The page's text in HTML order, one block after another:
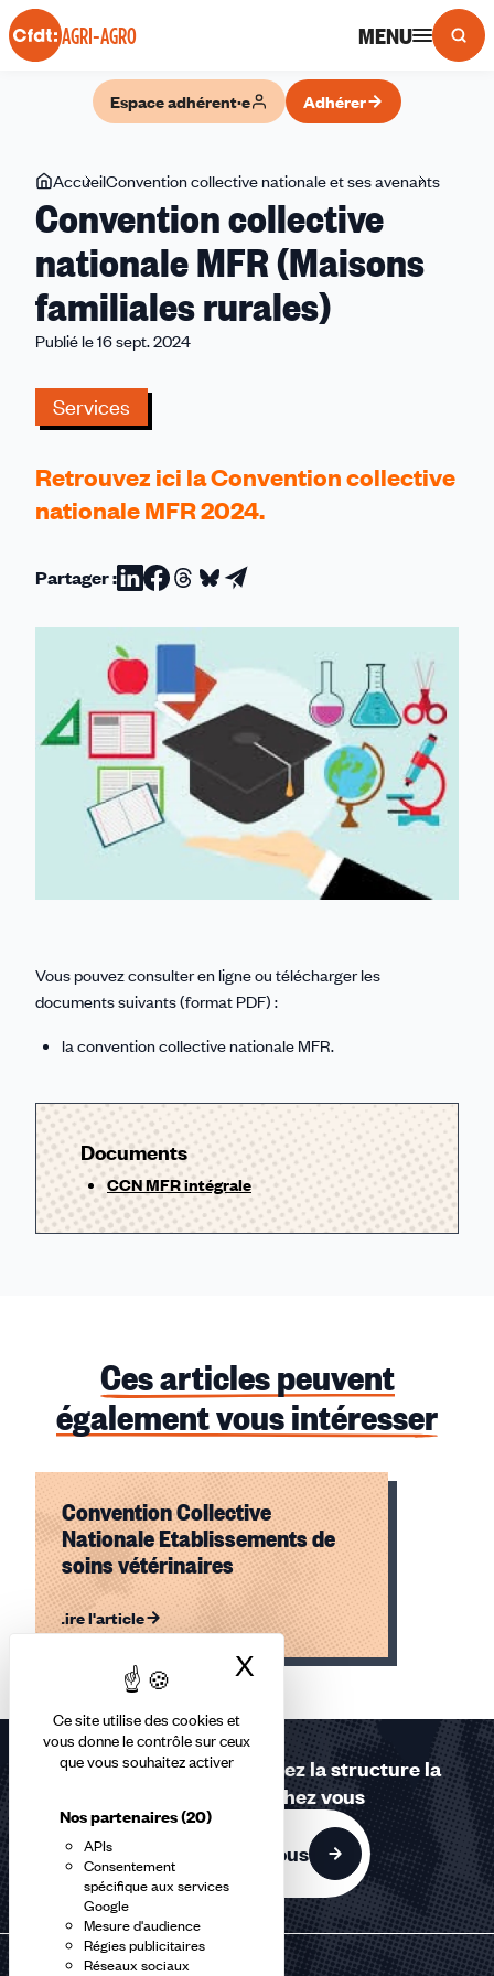
Panneau de gestion des cookies
Ce site utilise des cookies et
vous donne le contrôle sur ceux
que vous souhaitez activer
Nos partenaires(20)
APIs
Consentement
spécifique aux services
Google
Mesure d'audience
Régies publicitaires
Réseaux sociaux
X Masquer le
AGRI-AGRO MENU
Espace adhérent·e Adhérer
Vous
êtes
ici
AccueilConvention collective nationale et ses avenants
Convention collective
nationale MFR (Maisons
familiales rurales)
Publié le 16 sept. 2024
Services
Retrouvez ici la Convention collective
nationale MFR 2024.
Partager :Partager
sur
Linkedin
Partager
sur
Facebook
Partager
sur
Threads
Partager
sur
Bluesky
Partager
par
email
Vous pouvez consulter en ligne ou télécharger les
documents suivants (format PDF) :
la convention collective nationale MFR.
Documents
CCN MFR intégrale
Ces articles peuvent
également vous intéresser
Convention Collective
Nationale Etablissements de
soins vétérinaires
Lire l'article
sur
accessible
Contactez-nous ou trouvez la structure la
plus proche de chez vous
Contactez-nous